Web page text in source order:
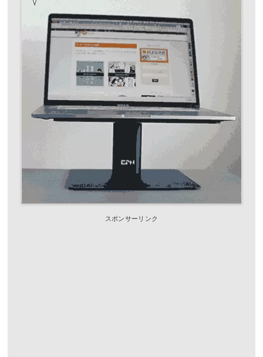
スポンサーリンク